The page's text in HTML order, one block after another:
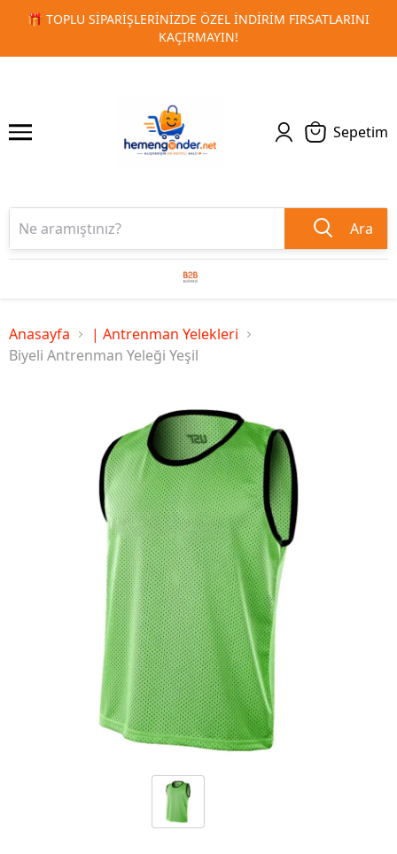
🚀 KURUMSAL PROMOSYON VE MATBAA ÜRÜNLERINDE
TESLIMAT!
1 2
Sepetim
Ara
Anasayfa
| Antrenman Yelekleri
Biyeli Antrenman Yeleği Yeşil